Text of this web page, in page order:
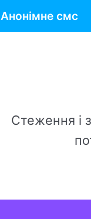
Анонімне смс